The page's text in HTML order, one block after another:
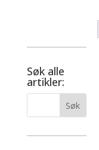
Søk alle
artikler: